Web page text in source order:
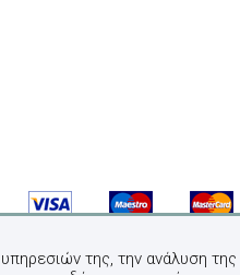
της, την ανάλυση